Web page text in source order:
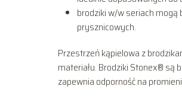
brodziki w/w seriach
prysznicowych.
Przestrzeń kąpielowa z
materiału. Brodziki Stonex® są
zapewnia odporność na